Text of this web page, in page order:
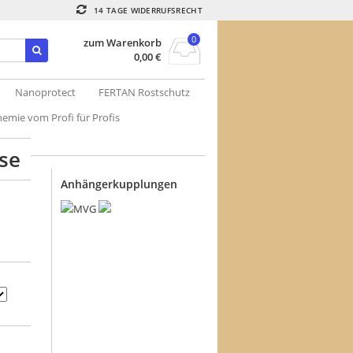
14 TAGE WIDERRUFSRECHT
zum Warenkorb
0,00€
0
Nanoprotect
FERTAN Rostschutz
vom Profi für Profis
Anhängerkupplungen